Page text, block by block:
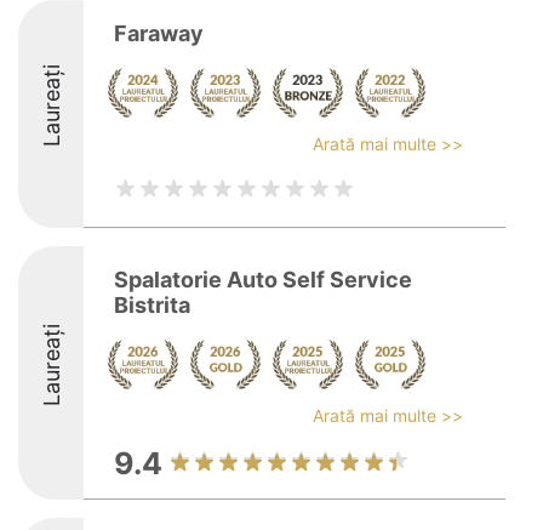
Laureați
Faraway
Arată mai multe >>
Laureați
Spalatorie Auto Self Service
Bistrita
Arată mai multe >>
9.4